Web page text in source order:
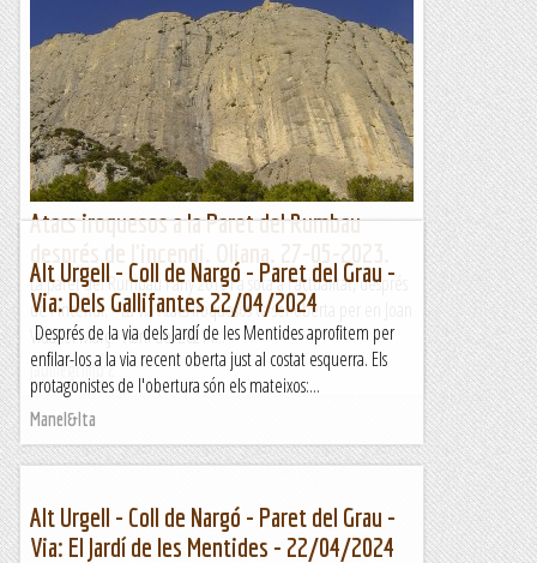
Atacs iroquesos a la Paret del Rumbau
La paret del Rumbau l'any 2010 i a sota a l'actualitat, després
de l'incendi. La via Atacs Iroquesos va ser oberta per en Joan
Vidal el Març - Abril del 2021 i...
Jaumegrimp 2
Alt Urgell - Coll de Nargó - Paret del Grau -
Via: Dels Gallifantes 22/04/2024
Després de la via dels Jardí de les Mentides aprofitem per
enfilar-los a la via recent oberta just al costat esquerra. Els
protagonistes de l'obertura són els mateixos:...
Manel&Ita
Alt Urgell - Coll de Nargó - Paret del Grau -
Via: El Jardí de les Mentides - 22/04/2024